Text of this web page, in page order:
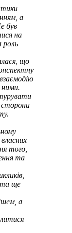
а
був
на
роль
що
ними.
сторони
того,
та
та ще
а